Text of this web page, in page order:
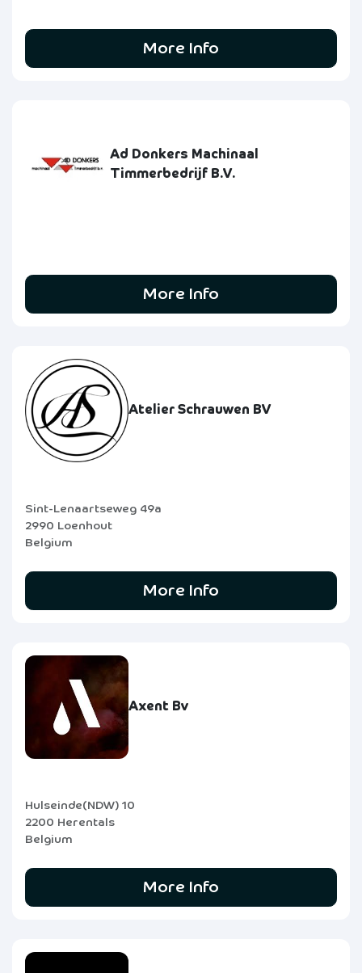
More Info
Ad Donkers Machinaal
Timmerbedrijf B.V.
More Info
Atelier Schrauwen BV
Sint-Lenaartseweg 49a
2990 Loenhout
Belgium
More Info
Axent Bv
Hulseinde(NDW) 10
2200 Herentals
Belgium
More Info